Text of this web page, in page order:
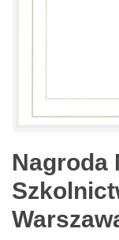
Nagroda